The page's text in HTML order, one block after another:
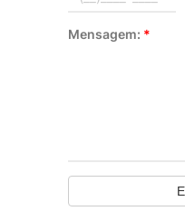
Mensagem: *